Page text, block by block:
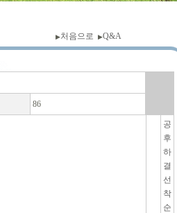
▶처음으로 ▶Q&A
86
공
후
하
결
선
착
순